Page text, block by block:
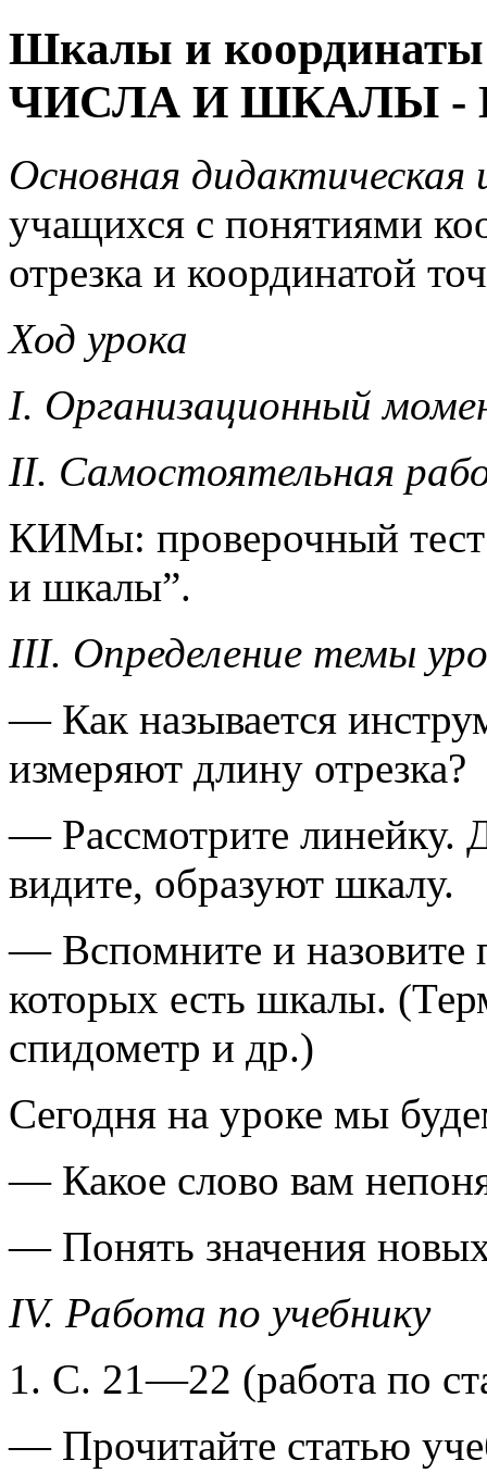
Шкалы и
ЧИСЛА И ШКАЛЫ -
Основная дидактическая
учащихся с понятиями
отрезка и координатой
Ход урока
I. Организационный
II. Самостоятельная
КИМы: проверочный тест
и шкалы”.
III. Определение темы
— Как называется
измеряют длину отрезка?
— Рассмотрите линейку.
видите, образуют шкалу.
— Вспомните и назовите
которых есть шкалы.
спидометр и др.)
Сегодня на уроке мы
— Какое слово вам
— Понять значения
IV. Работа по учебнику
1. С. 21—22 (работа по
— Прочитайте статью